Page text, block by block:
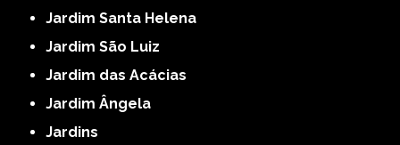
Jardim Santa Helena
Jardim São Luiz
Jardim das Acácias
Jardim Ângela
Jardins